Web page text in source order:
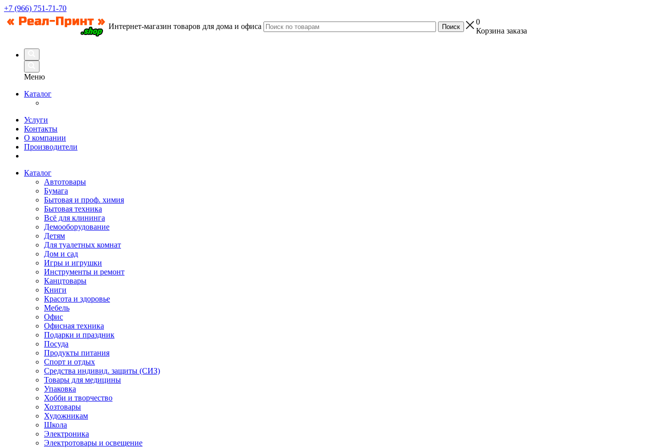
+7 (966) 751-71-70
Интернет-магазин товаров для дома и офиса
0
Корзина заказа
Меню
Каталог
Услуги
Контакты
О компании
Производители
Каталог
Автотовары
Бумага
Бытовая и проф. химия
Бытовая техника
Всё для клининга
Демооборудование
Детям
Для туалетных комнат
Дом и сад
Игры и игрушки
Инструменты и ремонт
Канцтовары
Книги
Красота и здоровье
Мебель
Офис
Офисная техника
Подарки и праздник
Посуда
Продукты питания
Спорт и отдых
Средства индивид. защиты (СИЗ)
Товары для медицины
Упаковка
Хобби и творчество
Хозтовары
Художникам
Школа
Электроника
Электротовары и освещение